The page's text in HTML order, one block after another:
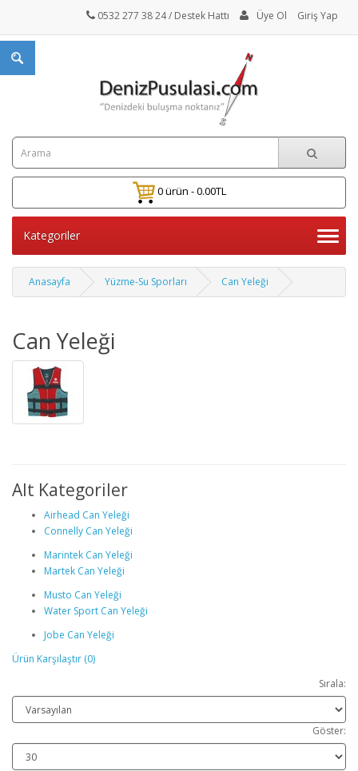
0532 277 38 24/ Destek Hattı Üye Ol Giriş Yap
0 ürün - 0.00TL
Kategoriler
Anasayfa Yüzme-Su Sporları Can Yeleği
Can Yeleği
Alt Kategoriler
Airhead Can Yeleği
Connelly Can Yeleği
Marintek Can Yeleği
Martek Can Yeleği
Musto Can Yeleği
Water Sport Can Yeleği
Jobe Can Yeleği
Ürün Karşılaştır (0)
Sırala:
Göster: